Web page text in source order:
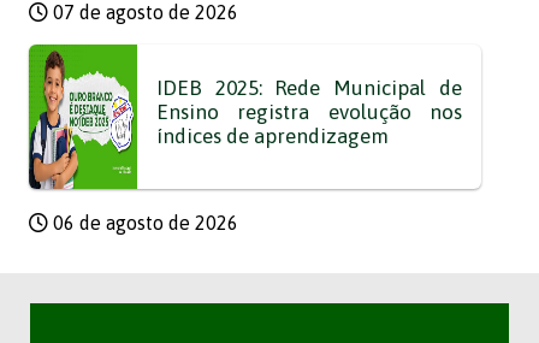
07 de agosto de 2026
IDEB 2025: Rede Municipal de
Ensino registra evolução nos
índices de aprendizagem
06 de agosto de 2026